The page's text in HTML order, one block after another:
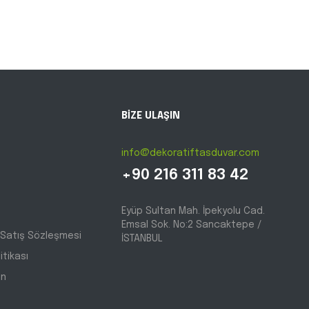
Sözleşmesi
BİZE ULAŞIN
info@dekoratiftasduvar.com
+90 216 311 83 42
Eyüp Sultan Mah. İpekyolu Cad.
Emsal Sok. No:2 Sancaktepe /
İSTANBUL